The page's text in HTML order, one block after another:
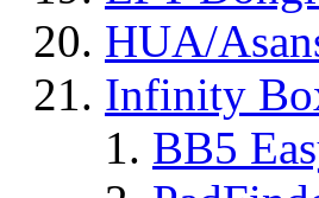
HUA/
Infinity
BB5